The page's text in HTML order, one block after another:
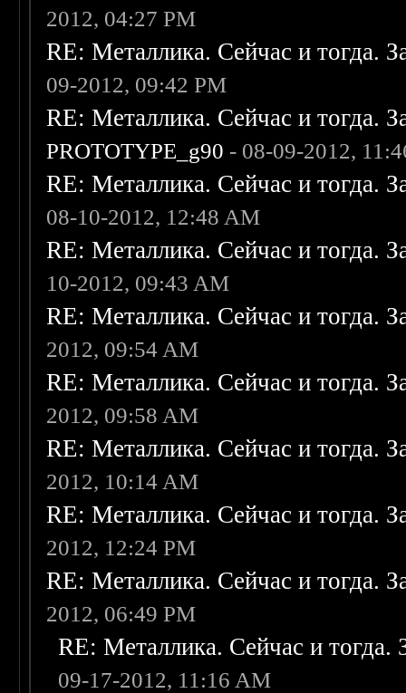
2012, 04:27 PM
RE: Металлика. Сейчас и тогда.
09-2012, 09:42 PM
RE: Металлика. Сейчас и тогда.
PROTOTYPE_g90 - 08-09-2012,
RE: Металлика. Сейчас и тогда.
08-10-2012, 12:48 AM
RE: Металлика. Сейчас и тогда.
10-2012, 09:43 AM
RE: Металлика. Сейчас и тогда.
2012, 09:54 AM
RE: Металлика. Сейчас и тогда.
2012, 09:58 AM
RE: Металлика. Сейчас и тогда.
2012, 10:14 AM
RE: Металлика. Сейчас и тогда.
2012, 12:24 PM
RE: Металлика. Сейчас и тогда.
2012, 06:49 PM
RE: Металлика. Сейчас и
09-17-2012, 11:16 AM